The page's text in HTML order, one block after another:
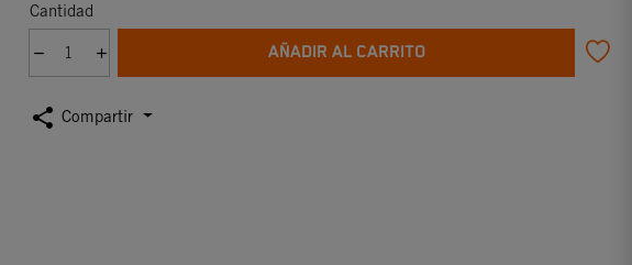
Cantidad
AÑADIR AL CARRITO
share Compartir